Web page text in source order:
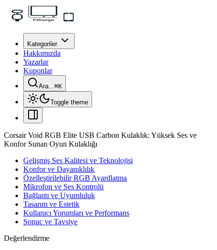
Kategoriler
Hakkımızda
Yazarlar
Kuponlar
Ara...⌘K
Toggle theme
Corsair Void RGB Elite USB Carbon Kulaklık: Yüksek Ses ve
Konfor Sunan Oyun Kulaklığı
Gelişmiş Ses Kalitesi ve Teknolojisi
Konfor ve Dayanıklılık
Özelleştirilebilir RGB Ayardlatma
Mikrofon ve Ses Kontrolü
Bağlantı ve Uyumluluk
Tasarım ve Estetik
Kullanıcı Yorumları ve Performans
Sonuç ve Tavsiye
Değerlendirme